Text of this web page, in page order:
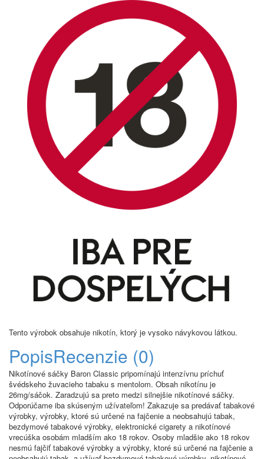
Tento výrobok obsahuje nikotín, ktorý je vysoko návykovou látkou.
PopisRecenzie (0)
Nikotínové sáčky Baron Classic pripomínajú intenzívnu príchuť
švédskeho žuvacieho tabaku s mentolom. Obsah nikotínu je
26mg/sáčok. Zaradzujú sa preto medzi silnejšie nikotínové sáčky.
Odporúčame iba skúseným užívateľom! Zakazuje sa predávať tabakové
výrobky, výrobky, ktoré sú určené na fajčenie a neobsahujú tabak,
bezdymové tabakové výrobky, elektronické cigarety a nikotínové
vrecúška osobám mladším ako 18 rokov. Osoby mladšie ako 18 rokov
nesmú fajčiť tabakové výrobky a výrobky, ktoré sú určené na fajčenie a